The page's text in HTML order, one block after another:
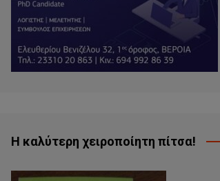
Η καλύτερη χειροποίητη πίτσα!